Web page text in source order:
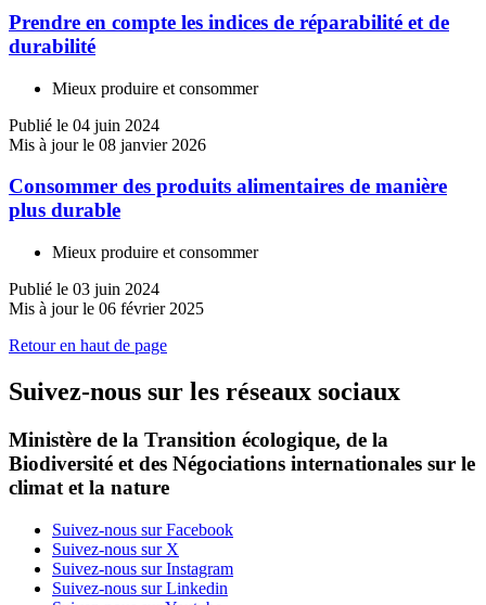
Prendre en compte les indices de réparabilité et de
durabilité
Mieux produire et consommer
Publié le 04 juin 2024
Mis à jour le 08 janvier 2026
Consommer des produits alimentaires de manière
plus durable
Mieux produire et consommer
Publié le 03 juin 2024
Mis à jour le 06 février 2025
Retour en haut de page
Suivez-nous sur les réseaux sociaux
Ministère de la Transition écologique, de la
Biodiversité et des Négociations internationales sur le
climat et la nature
Suivez-nous sur Facebook
Suivez-nous sur X
Suivez-nous sur Instagram
Suivez-nous sur Linkedin